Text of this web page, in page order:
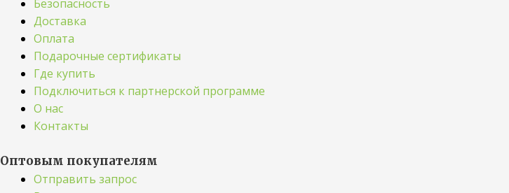
Безопасность
Доставка
Оплата
Подарочные сертификаты
Где купить
Подключиться к партнерской программе
О нас
Контакты
Оптовым покупателям
Отправить запрос